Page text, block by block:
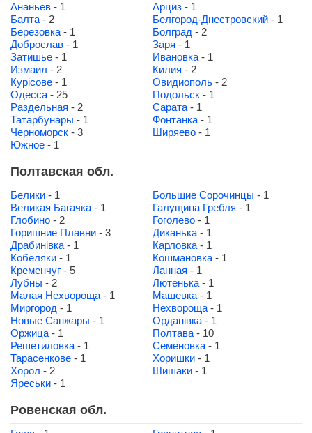
Ананьев - 1 Арциз - 1
Балта - 2 Белгород-Днестровский - 1
Березовка - 1 Болград - 2
Доброслав - 1 Заря - 1
Затишье - 1 Ивановка - 1
Измаил - 2 Килия - 2
Курісове - 1 Овидиополь - 2
Одесса - 25 Подольск - 1
Раздельная - 2 Сарата - 1
Татарбунары - 1 Фонтанка - 1
Черноморск - 3 Ширяево - 1
Южное - 1
Полтавская обл.
Белики - 1 Большие Сорочинцы - 1
Великая Багачка - 1 Галущина Гребля - 1
Глобино - 2 Гоголево - 1
Горишние Плавни - 3 Диканька - 1
Драбинівка - 1 Карловка - 1
Кобеляки - 1 Кошмановка - 1
Кременчуг - 5 Ланная - 1
Лубны - 2 Лютенька - 1
Малая Нехвороща - 1 Машевка - 1
Миргород - 1 Нехвороща - 1
Новые Санжары - 1 Орданівка - 1
Оржица - 1 Полтава - 10
Решетиловка - 1 Семеновка - 1
Тарасенкове - 1 Хоришки - 1
Хорол - 2 Шишаки - 1
Яреськи - 1
Ровенская обл.